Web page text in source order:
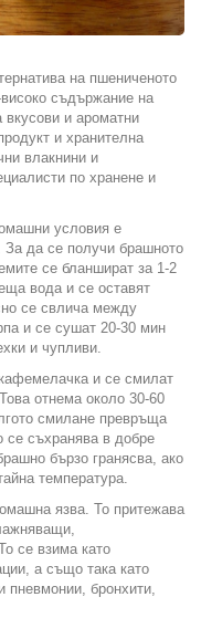
на пшениченото
съдържание на
и ароматни
и хранителна
влакнини и
по хранене и
условия е
За да се получи брашното
се бланшират за 1-2
вода и се оставят
се свлича между
и се сушат 20-30 мин
и чупливи.
и се смилат
отнема около 30-60
смилане превръща
съхранява в добре
бързо гранясва, ако
температура.
язва. То притежава
се взима като
а също така като
пневмонии, бронхити,